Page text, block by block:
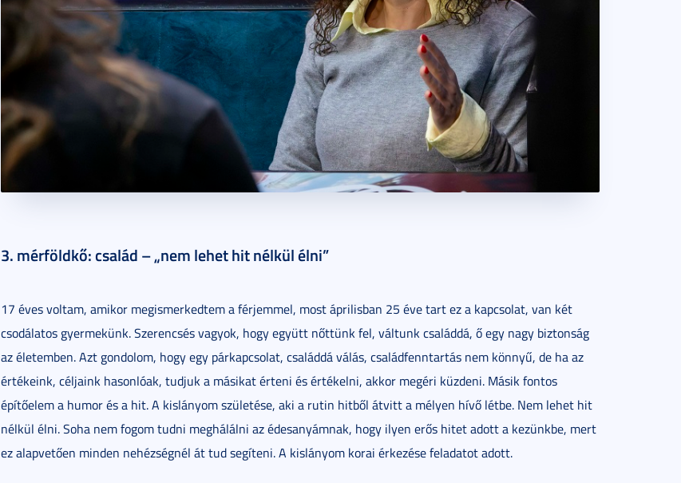
3. mérföldkő: család – „nem lehet hit nélkül élni”
17 éves voltam, amikor megismerkedtem a férjemmel, most áprilisban 25 éve tart ez a kapcsolat, van két
csodálatos gyermekünk. Szerencsés vagyok, hogy együtt nőttünk fel, váltunk családdá, ő egy nagy biztonság
az életemben. Azt gondolom, hogy egy párkapcsolat, családdá válás, családfenntartás nem könnyű, de ha az
értékeink, céljaink hasonlóak, tudjuk a másikat érteni és értékelni, akkor megéri küzdeni. Másik fontos
építőelem a humor és a hit. A kislányom születése, aki a rutin hitből átvitt a mélyen hívő létbe. Nem lehet hit
nélkül élni. Soha nem fogom tudni meghálálni az édesanyámnak, hogy ilyen erős hitet adott a kezünkbe, mert
ez alapvetően minden nehézségnél át tud segíteni. A kislányom korai érkezése feladatot adott.